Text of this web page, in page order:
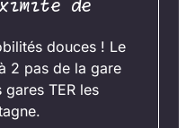
de
douces ! Le
2 pas de la gare
gares TER les